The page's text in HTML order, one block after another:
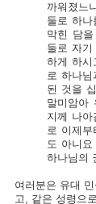
까워졌느
둘로 하
막힌 담
둘로 자
하게 하
로 하나님
된 것을
말미암아
지께 나아
로 이제부
도 아니요
하나님의
여러분은 유대
고, 같은 성령으